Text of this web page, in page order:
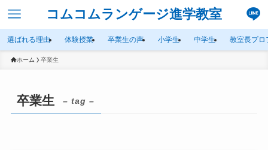
コムコムランゲージ進学教室
選ばれる理由 体験授業 卒業生の声 小学生 中学生 教室長プロ
ホーム 卒業生
卒業生 – tag –